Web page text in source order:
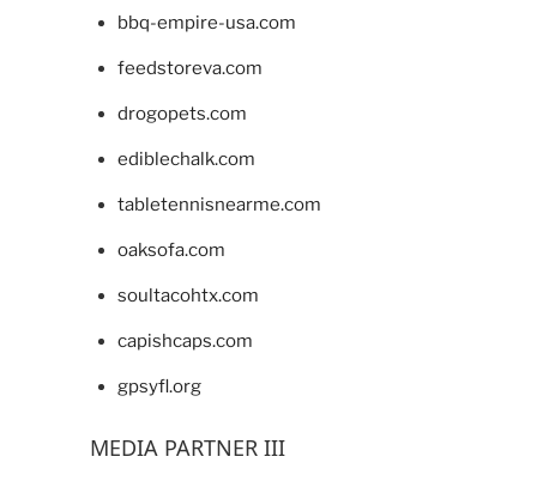
bbq-empire-usa.com
feedstoreva.com
drogopets.com
ediblechalk.com
tabletennisnearme.com
oaksofa.com
soultacohtx.com
capishcaps.com
gpsyfl.org
MEDIA PARTNER III